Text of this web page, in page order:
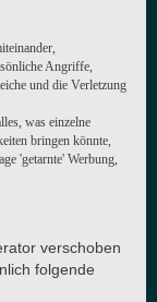
Angriffe,
und die Verletzung
was einzelne
bringen könnte,
'getarnte' Werbung,
verschoben
folgende